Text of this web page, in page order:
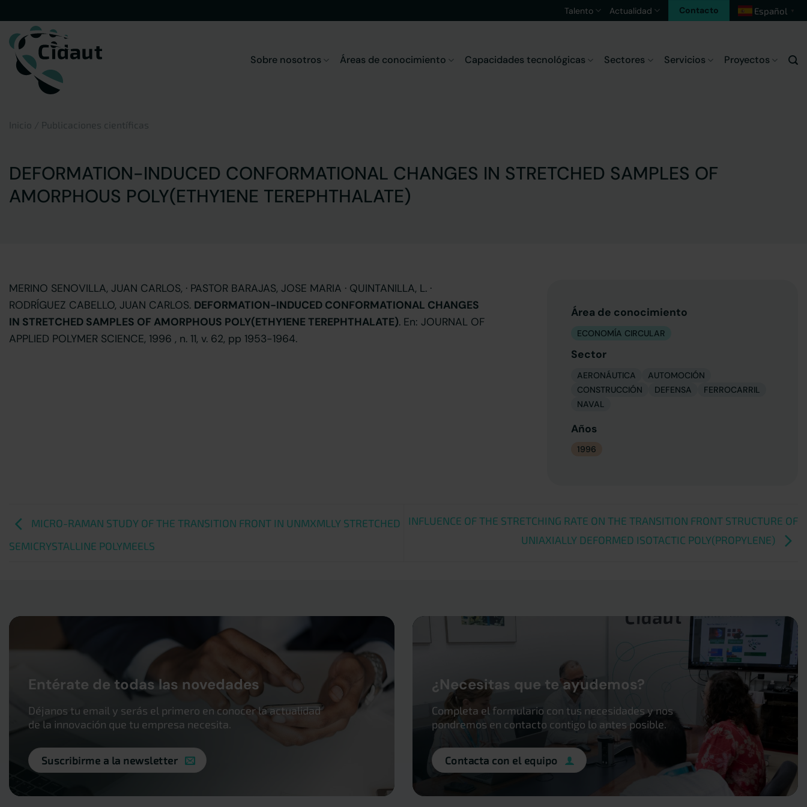
al
contenido
Talento Actualidad Contacto Español ▼
Sobre nosotros Áreas de conocimiento Capacidades tecnológicas Sectores Servicios Proyectos
Inicio Publicaciones científicas
DEFORMATION-INDUCED CONFORMATIONAL CHANGES IN STRETCHED SAMPLES OF
AMORPHOUS POLY(ETHY1ENE TEREPHTHALATE)
MERINO SENOVILLA, JUAN CARLOS, · PASTOR BARAJAS, JOSE MARIA · QUINTANILLA, L. ·
RODRÍGUEZ CABELLO, JUAN CARLOS. DEFORMATION-INDUCED CONFORMATIONAL CHANGES
IN STRETCHED SAMPLES OF AMORPHOUS POLY(ETHY1ENE TEREPHTHALATE). En: JOURNAL OF
APPLIED POLYMER SCIENCE, 1996 , n. 11, v. 62, pp 1953-1964.
Área de conocimiento
ECONOMÍA CIRCULAR
Sector
AERONÁUTICA
AUTOMOCIÓN
CONSTRUCCIÓN
DEFENSA
FERROCARRIL
NAVAL
Años
1996
MICRO-RAMAN STUDY OF THE TRANSITION FRONT IN UNMXMLLY STRETCHED
SEMICRYSTALLINE POLYMEELS
INFLUENCE OF THE STRETCHING RATE ON THE TRANSITION FRONT STRUCTURE OF
UNIAXIALLY DEFORMED ISOTACTIC POLY(PROPYLENE)
Entérate de todas las novedades
Déjanos tu email y serás el primero en conocer la actualidad
de la innovación que tu empresa necesita.
Suscribirme a la newsletter
¿Necesitas que te ayudemos?
Completa el formulario con tus necesidades y nos
pondremos en contacto contigo lo antes posible.
Contacta con el equipo